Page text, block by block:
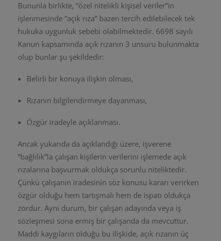
Bununla birlikte, “özel nitelikli kişisel veriler”in
işlenmesinde “açık rıza” bazen tercih edilebilecek tek
hukuka uygunluk sebebi olabilmektedir. 6698 sayılı
Kanun kapsamında açık rızanın 3 unsuru bulunmakta
olup bunlar şu şekildedir:
Belirli bir konuya ilişkin olması,
Rızanın bilgilendirmeye dayanması,
Özgür iradeyle açıklanması.
Ancak yukarıda da açıklandığı üzere, işverene
“bağlılık”la çalışan kişilerin verilerini işlemede açık
rızalarına başvurmak oldukça sorunlu niteliktedir.
Çünkü çalışanın iradesinin söz konusu kararı verirken
özgür olduğu hem tartışmalı hem de ispatı oldukça
zordur. Aynı durum, bir çalışan adayında veya iş
sözleşmesi sona ermiş bir çalışanda da mevcuttur.
Maddi kaygıların olduğu bu ilişkide, açık rızanın üç